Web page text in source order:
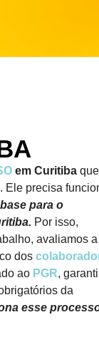
em Curitiba que
Ele precisa
para o
Por isso,
avaliamos a
dos
ao PGR,
da
esse